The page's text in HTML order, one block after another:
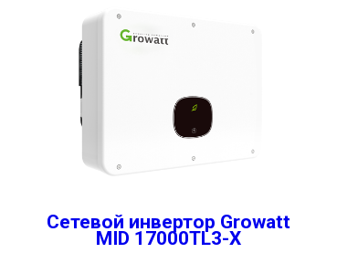
Сетевой инвертор Growatt
MID 17000TL3-X